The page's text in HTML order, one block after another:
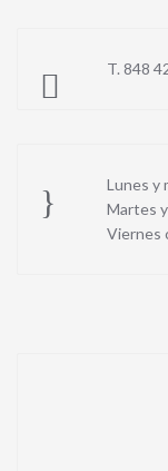
T. 848
Lunes y
Martes
Viernes